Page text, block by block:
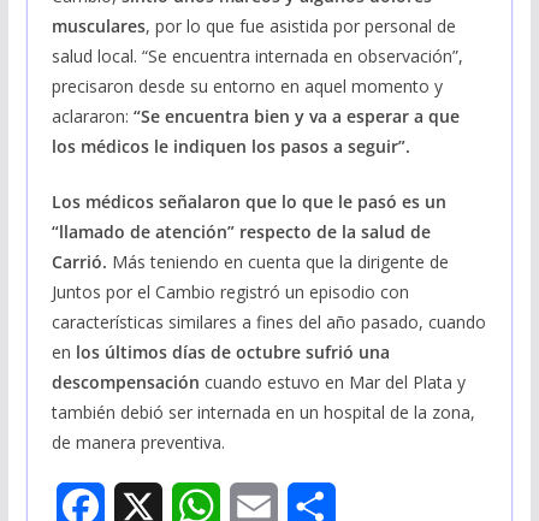
musculares, por lo que fue asistida por personal de
salud local. “Se encuentra internada en observación”,
precisaron desde su entorno en aquel momento y
aclararon: “Se encuentra bien y va a esperar a que
los médicos le indiquen los pasos a seguir”.
Los médicos señalaron que lo que le pasó es un
“llamado de atención” respecto de la salud de
Carrió. Más teniendo en cuenta que la dirigente de
Juntos por el Cambio registró un episodio con
características similares a fines del año pasado, cuando
en los últimos días de octubre sufrió una
descompensación cuando estuvo en Mar del Plata y
también debió ser internada en un hospital de la zona,
de manera preventiva.
W